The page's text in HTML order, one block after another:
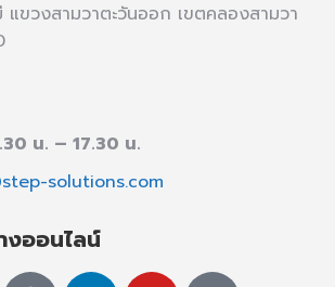
ขวงสามวาตะวันออก เขตคลองสามวา
น. – 17.30 น.
solutions.com
ออนไลน์